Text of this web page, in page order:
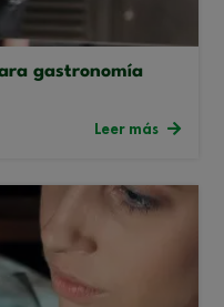
gastronomía
Leer más